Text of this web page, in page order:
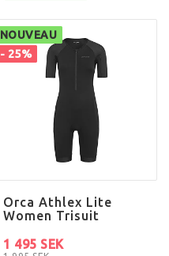
NOUVEAU
- 25%
Orca Athlex Lite
Women Trisuit
1 495 SEK